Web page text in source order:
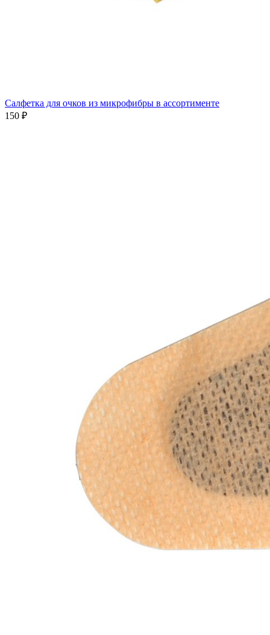
Салфетка для очков из микрофибры в ассортименте
150 ₽